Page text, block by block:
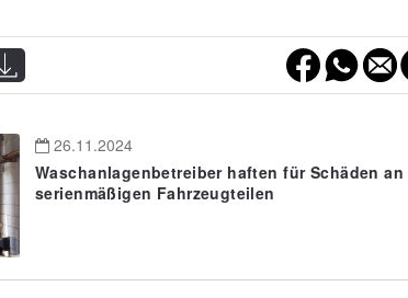
26.11.2024
Waschanlagenbetreiber haften für Schäden an
serienmäßigen Fahrzeugteilen